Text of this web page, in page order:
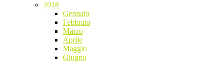
2018
Gennaio
Febbraio
Marzo
Aprile
Maggio
Giugno